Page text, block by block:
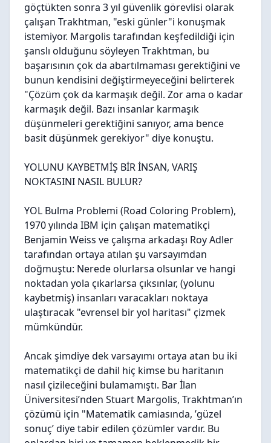
göçtükten sonra 3 yıl güvenlik görevlisi olarak
çalışan Trakhtman, "eski günler"i konuşmak
istemiyor. Margolis tarafından keşfedildiği için
şanslı olduğunu söyleyen Trakhtman, bu
başarısının çok da abartılmaması gerektiğini ve
bunun kendisini değiştirmeyeceğini belirterek
"Çözüm çok da karmaşık değil. Zor ama o kadar
karmaşık değil. Bazı insanlar karmaşık
düşünmeleri gerektiğini sanıyor, ama bence
basit düşünmek gerekiyor" diye konuştu.
YOLUNU KAYBETMİŞ BİR İNSAN, VARIŞ
NOKTASINI NASIL BULUR?
YOL Bulma Problemi (Road Coloring Problem),
1970 yılında IBM için çalışan matematikçi
Benjamin Weiss ve çalışma arkadaşı Roy Adler
tarafından ortaya atılan şu varsayımdan
doğmuştu: Nerede olurlarsa olsunlar ve hangi
noktadan yola çıkarlarsa çıksınlar, (yolunu
kaybetmiş) insanları varacakları noktaya
ulaştıracak "evrensel bir yol haritası" çizmek
mümkündür.
Ancak şimdiye dek varsayımı ortaya atan bu iki
matematikçi de dahil hiç kimse bu haritanın
nasıl çizileceğini bulamamıştı. Bar İlan
Üniversitesi’nden Stuart Margolis, Trakhtman’ın
çözümü için "Matematik camiasında, ’güzel
sonuç’ diye tabir edilen çözümler vardır. Bu